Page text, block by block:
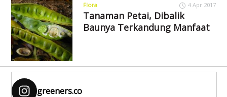
Flora 4 Apr 2017
Tanaman Petai, Dibalik
Baunya Terkandung Manfaat
greeners.co